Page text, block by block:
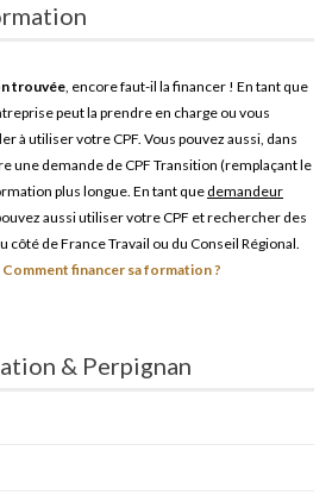
trouvée, encore faut-il la financer ! En tant que
peut la prendre en charge ou vous
à utiliser votre CPF. Vous pouvez aussi, dans
une demande de CPF Transition (remplaçant le
plus longue. En tant que demandeur
aussi utiliser votre CPF et rechercher des
côté de France Travail ou du Conseil Régional.
Comment financer sa formation ?
& Perpignan